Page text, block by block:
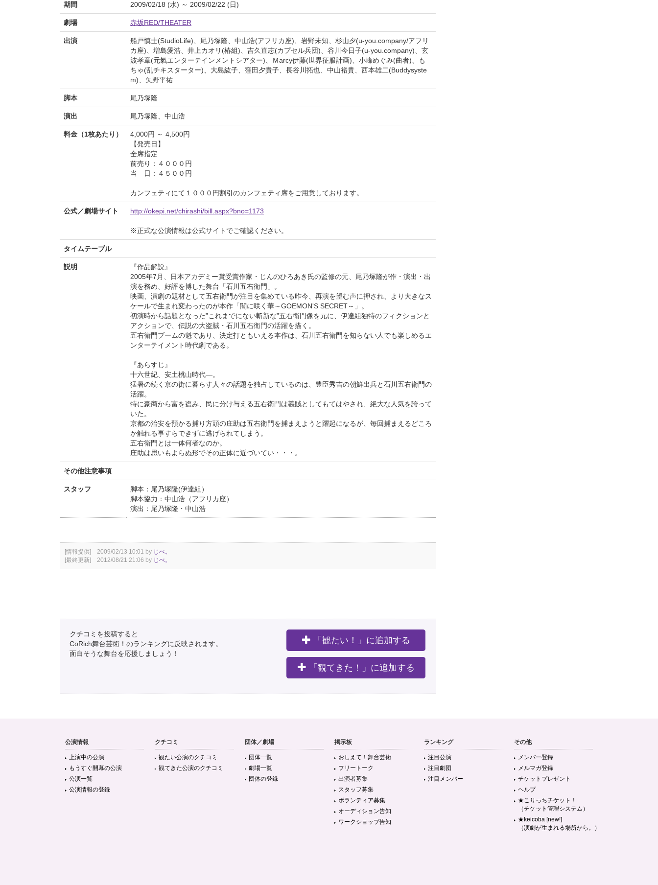
期間 2009/02/18 (水) ～ 2009/02/22 (日)
劇場 赤坂RED/THEATER
出演
船戸慎士(StudioLife)、尾乃塚隆、中山浩(アフリカ座)、岩野未知、杉山夕(u-you.company/アフリ
カ座)、増島愛浩、井上カオリ(椿組)、吉久直志(カプセル兵団)、谷川今日子(u-you.company)、玄
波孝章(元氣エンターテインメントシアター)、Ｍarcy伊藤(世界征服計画)、小峰めぐみ(曲者)、も
ちゃ(乱チキスターター)、大島紘子、窪田夕貴子、長谷川拓也、中山裕貴、西本雄二(Buddysyste
m)、矢野平祐
脚本 尾乃塚隆
演出 尾乃塚隆、中山浩
料金（1枚あたり）
4,000円 ～ 4,500円
【発売日】
全席指定
前売り：４０００円
当 日：４５００円
カンフェティにて１０００円割引のカンフェティ席をご用意しております。
公式／劇場サイト http://okepi.net/chirashi/bill.aspx?bno=1173
※正式な公演情報は公式サイトでご確認ください。
タイムテーブル
説明
『作品解説』
2005年7月、日本アカデミー賞受賞作家・じんのひろあき氏の監修の元、尾乃塚隆が作・演出・出
演を務め、好評を博した舞台「石川五右衛門」。
映画、演劇の題材として五右衛門が注目を集めている昨今、再演を望む声に押され、より大きなス
ケールで生まれ変わったのが本作「闇に咲く華～GOEMON'S SECRET～」。
初演時から話題となった”これまでにない斬新な”五右衛門像を元に、伊達組独特のフィクションと
アクションで、伝説の大盗賊・石川五右衛門の活躍を描く。
五右衛門ブームの魁であり、決定打ともいえる本作は、石川五右衛門を知らない人でも楽しめるエ
ンターテイメント時代劇である。
『あらすじ』
十六世紀、安土桃山時代―。
猛暑の続く京の街に暮らす人々の話題を独占しているのは、豊臣秀吉の朝鮮出兵と石川五右衛門の
活躍。
特に豪商から富を盗み、民に分け与える五右衛門は義賊としてもてはやされ、絶大な人気を誇って
いた。
京都の治安を預かる捕り方頭の庄助は五右衛門を捕まえようと躍起になるが、毎回捕まえるどころ
か触れる事すらできずに逃げられてしまう。
五右衛門とは一体何者なのか。
庄助は思いもよらぬ形でその正体に近づいてい・・・。
その他注意事項
スタッフ
脚本：尾乃塚隆(伊達組）
脚本協力：中山浩（アフリカ座）
演出：尾乃塚隆・中山浩
[情報提供] 2009/02/13 10:01 by じべ。
[最終更新] 2012/08/21 21:06 by じべ。
クチコミを投稿すると
CoRich舞台芸術！のランキングに反映されます。
面白そうな舞台を応援しましょう！
「観たい！」に追加する
「観てきた！」に追加する
公演情報
上演中の公演
もうすぐ開幕の公演
公演一覧
公演情報の登録
クチコミ
観たい公演のクチコミ
観てきた公演のクチコミ
団体／劇場
団体一覧
劇場一覧
団体の登録
掲示板
おしえて！舞台芸術
フリートーク
出演者募集
スタッフ募集
ボランティア募集
オーディション告知
ワークショップ告知
ランキング
注目公演
注目劇団
注目メンバー
その他
メンバー登録
メルマガ登録
チケットプレゼント
ヘルプ
★こりっちチケット！
（チケット管理システム）
★keicoba [new!]
（演劇が生まれる場所から。）